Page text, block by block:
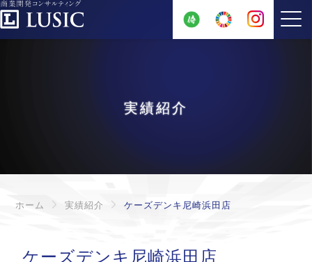
実績紹介
ホーム 実績紹介 ケーズデンキ尼崎浜田店
ケーズデンキ尼崎浜田店